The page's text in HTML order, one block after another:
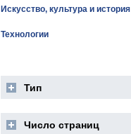
Искусство, культура и история
Технологии
Тип
Число страниц